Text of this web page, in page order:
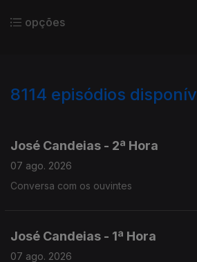
opções
8114 episódios
José Candeias - 2ª Hora
07 ago. 2026
Conversa com os ouvintes
José Candeias - 1ª Hora
07 ago. 2026